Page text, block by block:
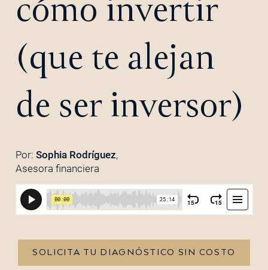
cómo invertir
(que te alejan
de ser inversor)
Por: Sophia Rodríguez,
Asesora financiera
SOLICITA TU DIAGNÓSTICO SIN COSTO